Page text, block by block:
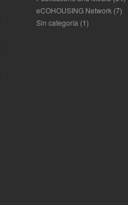
eCOHOUSING Network (7)
Sin categoría (1)